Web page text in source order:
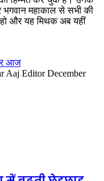
महाकाल से सभी की
हो और यह मिथक अब यहीं
आज
Aaj Editor Send
December